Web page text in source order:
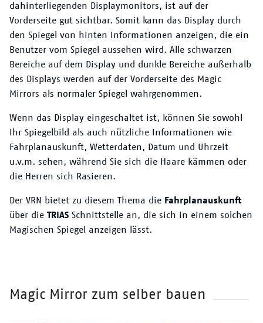
dahinterliegenden Displaymonitors, ist auf der
Vorderseite gut sichtbar. Somit kann das Display durch
den Spiegel von hinten Informationen anzeigen, die ein
Benutzer vom Spiegel aussehen wird. Alle schwarzen
Bereiche auf dem Display und dunkle Bereiche außerhalb
des Displays werden auf der Vorderseite des Magic
Mirrors als normaler Spiegel wahrgenommen.
Wenn das Display eingeschaltet ist, können Sie sowohl
Ihr Spiegelbild als auch nützliche Informationen wie
Fahrplanauskunft, Wetterdaten, Datum und Uhrzeit
u.v.m. sehen, während Sie sich die Haare kämmen oder
die Herren sich Rasieren.
Der VRN bietet zu diesem Thema die Fahrplanauskunft
über die TRIAS Schnittstelle an, die sich in einem solchen
Magischen Spiegel anzeigen lässt.
Überschrift
Magic Mirror zum selber bauen